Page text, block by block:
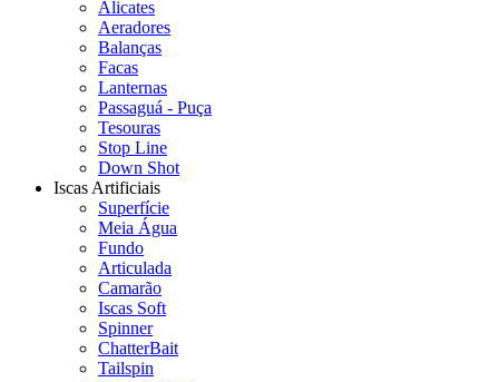
Alicates
Aeradores
Balanças
Facas
Lanternas
Passaguá - Puça
Tesouras
Stop Line
Down Shot
Iscas Artificiais
Superfície
Meia Água
Fundo
Articulada
Camarão
Iscas Soft
Spinner
ChatterBait
Tailspin